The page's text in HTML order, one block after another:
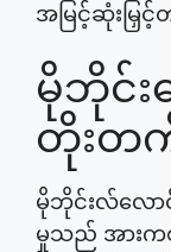
အမြင့်ဆုံးမြှင့်
မိုဘိုင်း
တိုးတက်
မိုဘိုင်းလ်လော
မှုသည် အားက